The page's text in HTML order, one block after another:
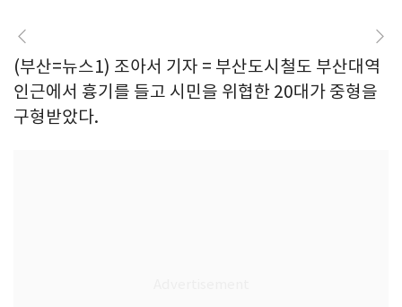
(부산=뉴스1) 조아서 기자 = 부산도시철도 부산대역
인근에서 흉기를 들고 시민을 위협한 20대가 중형을
구형받았다.